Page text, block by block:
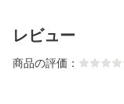
レビュー
商品の評価：